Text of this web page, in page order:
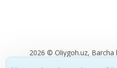
2026 © Oliygoh.uz, Barcha